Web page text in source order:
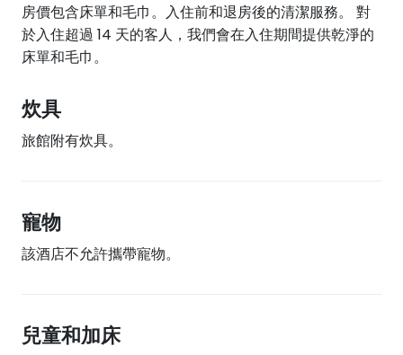
房價包含床單和毛巾。入住前和退房後的清潔服務。 對
於入住超過 14 天的客人，我們會在入住期間提供乾淨的
床單和毛巾。
炊具
旅館附有炊具。
寵物
該酒店不允許攜帶寵物。
兒童和加床